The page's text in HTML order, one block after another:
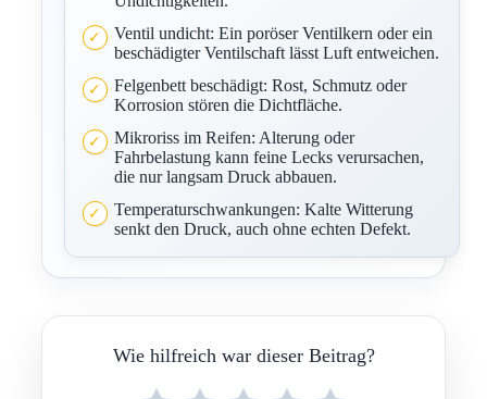
Ventil undicht: Ein poröser Ventilkern oder ein
beschädigter Ventilschaft lässt Luft entweichen.
Felgenbett beschädigt: Rost, Schmutz oder
Korrosion stören die Dichtfläche.
Mikroriss im Reifen: Alterung oder
Fahrbelastung kann feine Lecks verursachen,
die nur langsam Druck abbauen.
Temperaturschwankungen: Kalte Witterung
senkt den Druck, auch ohne echten Defekt.
Wie hilfreich war dieser Beitrag?